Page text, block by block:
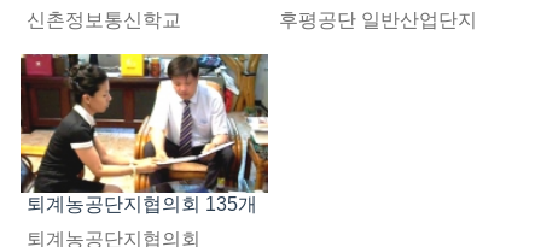
협력체결모습입니다
신촌정보통신학교
산학협력 쳬결 모습입니다
후평공단 일반산업단지
퇴계농공단지협의회 135개
업체 협의회와 산학협력 체
퇴계농공단지협의회